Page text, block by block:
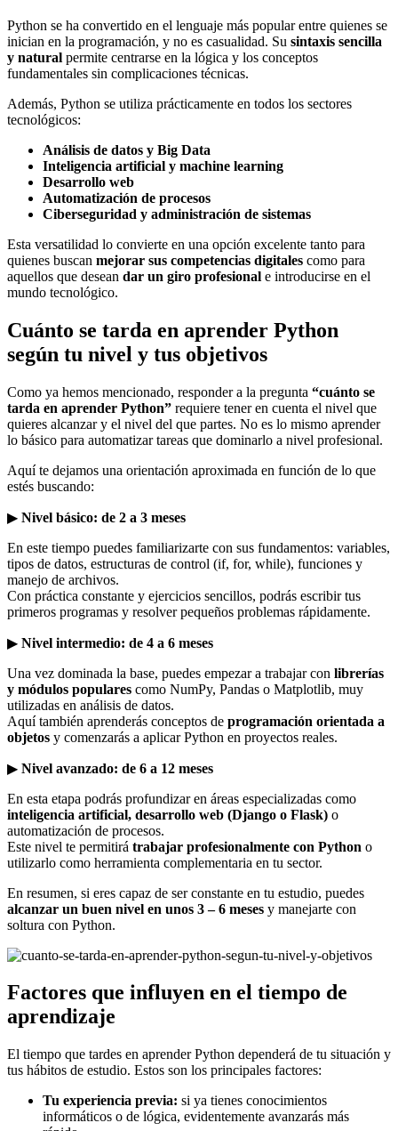
Python se ha convertido en el lenguaje más popular entre quienes se
inician en la programación, y no es casualidad. Su sintaxis sencilla
y natural permite centrarse en la lógica y los conceptos
fundamentales sin complicaciones técnicas.
Además, Python se utiliza prácticamente en todos los sectores
tecnológicos:
Análisis de datos y Big Data
Inteligencia artificial y machine learning
Desarrollo web
Automatización de procesos
Ciberseguridad y administración de sistemas
Esta versatilidad lo convierte en una opción excelente tanto para
quienes buscan mejorar sus competencias digitales como para
aquellos que desean dar un giro profesional e introducirse en el
mundo tecnológico.
Cuánto se tarda en aprender Python
según tu nivel y tus objetivos
Como ya hemos mencionado, responder a la pregunta “cuánto se
tarda en aprender Python” requiere tener en cuenta el nivel que
quieres alcanzar y el nivel del que partes. No es lo mismo aprender
lo básico para automatizar tareas que dominarlo a nivel profesional.
Aquí te dejamos una orientación aproximada en función de lo que
estés buscando:
▶ Nivel básico: de 2 a 3 meses
En este tiempo puedes familiarizarte con sus fundamentos: variables,
tipos de datos, estructuras de control (if, for, while), funciones y
manejo de archivos.
Con práctica constante y ejercicios sencillos, podrás escribir tus
primeros programas y resolver pequeños problemas rápidamente.
▶ Nivel intermedio: de 4 a 6 meses
Una vez dominada la base, puedes empezar a trabajar con librerías
y módulos populares como NumPy, Pandas o Matplotlib, muy
utilizadas en análisis de datos.
Aquí también aprenderás conceptos de programación orientada a
objetos y comenzarás a aplicar Python en proyectos reales.
▶ Nivel avanzado: de 6 a 12 meses
En esta etapa podrás profundizar en áreas especializadas como
inteligencia artificial, desarrollo web (Django o Flask) o
automatización de procesos.
Este nivel te permitirá trabajar profesionalmente con Python o
utilizarlo como herramienta complementaria en tu sector.
En resumen, si eres capaz de ser constante en tu estudio, puedes
alcanzar un buen nivel en unos 3 – 6 meses y manejarte con
soltura con Python.
Factores que influyen en el tiempo de
aprendizaje
El tiempo que tardes en aprender Python dependerá de tu situación y
tus hábitos de estudio. Estos son los principales factores:
Tu experiencia previa: si ya tienes conocimientos
informáticos o de lógica, evidentemente avanzarás más